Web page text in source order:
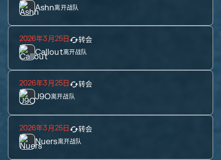
Ashn离开战队
2026年3月25日 转会
Callout离开战队
2026年3月25日 转会
J9O离开战队
2026年3月25日 转会
Nuers离开战队